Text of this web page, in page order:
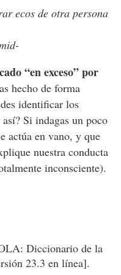
ecos de otra persona
“en exceso” por
hecho de forma
identificar los
Si indagas un poco
actúa en vano, y que
nuestra conducta
inconsciente).
Diccionario de la
23.3 en línea].